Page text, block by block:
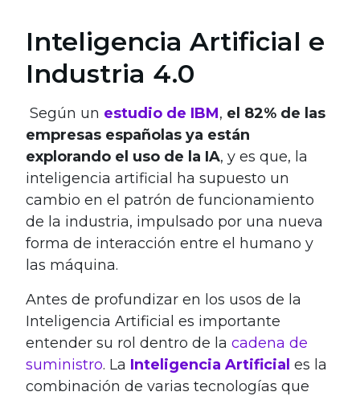
Inteligencia Artificial e
Industria 4.0
Según un estudio de IBM, el 82% de las
empresas españolas ya están
explorando el uso de la IA, y es que, la
inteligencia artificial ha supuesto un
cambio en el patrón de funcionamiento
de la industria, impulsado por una nueva
forma de interacción entre el humano y
las máquina.
Antes de profundizar en los usos de la
Inteligencia Artificial es importante
entender su rol dentro de la cadena de
suministro. La Inteligencia Artificial es la
combinación de varias tecnologías que